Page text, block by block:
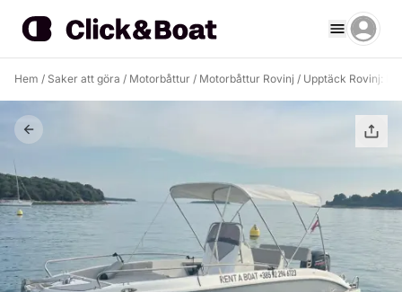
Hem / Saker att göra / Motorbåttur / Motorbåttur Rovinj / Upptäck Rovinj: